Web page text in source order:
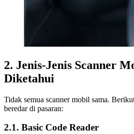
2. Jenis-Jenis Scanner
Diketahui
Tidak semua scanner mobil sama.
beredar di pasaran:
2.1. Basic Code Reader